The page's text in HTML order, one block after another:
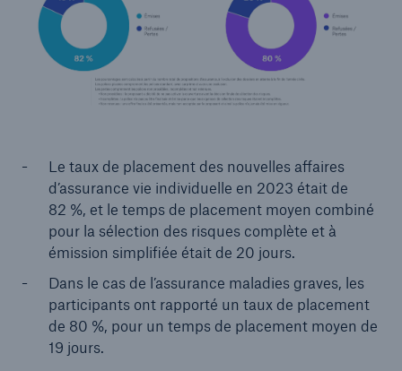
Le taux de placement des nouvelles affaires
d’assurance vie individuelle en 2023 était de
82 %, et le temps de placement moyen combiné
pour la sélection des risques complète et à
émission simplifiée était de 20 jours.
Dans le cas de l’assurance maladies graves, les
participants ont rapporté un taux de placement
de 80 %, pour un temps de placement moyen de
19 jours.